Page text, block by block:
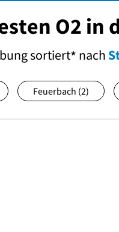
O2 in
sortiert* nach
Feuerbach (2)